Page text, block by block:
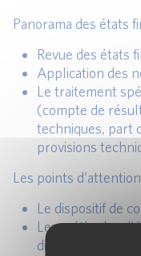
Panorama des états
Revue des états
Application des
Le traitement
(compte de
techniques, part
provisions
Les points d’attention
Le dispositif de
Les méthodes
différents